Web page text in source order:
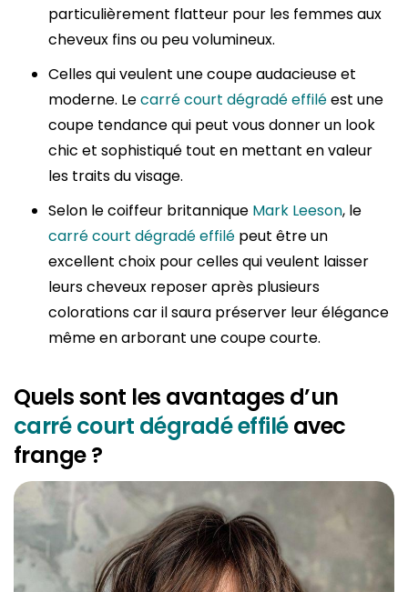
particulièrement flatteur pour les femmes aux
cheveux fins ou peu volumineux.
Celles qui veulent une coupe audacieuse et
moderne. Lecarré court dégradé effiléest une
coupe tendance qui peut vous donner un look
chic et sophistiqué tout en mettant en valeur
les traits du visage.
Selon le coiffeur britannique Mark Leeson, le
carré court dégradé effilé peut être un
excellent choix pour celles qui veulent laisser
leurs cheveux reposer après plusieurs
colorations car il saura préserver leur élégance
même en arborant une coupe courte.
Quels sont les avantages d’un
carré court dégradé effiléavec
frange ?